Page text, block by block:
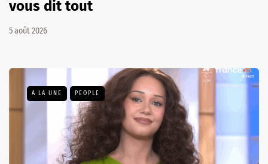
vous dit tout
5 août 2026
A LA UNE PEOPLE